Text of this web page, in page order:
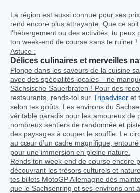
La région est aussi connue pour ses
rend encore plus attrayante. Que ce
l’hébergement ou des activités, tu peux
ton week-end de course sans te ruiner !
Astuce :
Délices culinaires et merveilles
Plonge dans les saveurs de la cuisine
avec des spécialités locales – ne
Sächsische Sauerbraten ! Pour des
restaurants, rends-toi sur Tripadvisor et
selon tes goûts. Les environs du
véritable paradis pour les amoureux de
nombreux sentiers de randonnée et
des paysages à couper le souffle. Le
au cœur d’un cadre magnifique,
pour une immersion en pleine nature.
Rends ton week-end de course encore
découvrant les trésors culturels et
tes billets MotoGP Allemagne dès
que le Sachsenring et ses environs ont